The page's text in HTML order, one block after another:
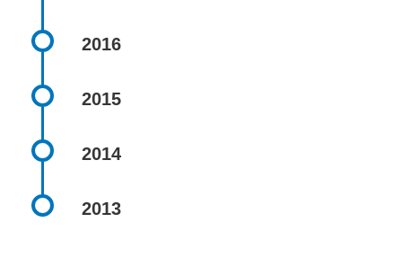
2016
2015
2014
2013